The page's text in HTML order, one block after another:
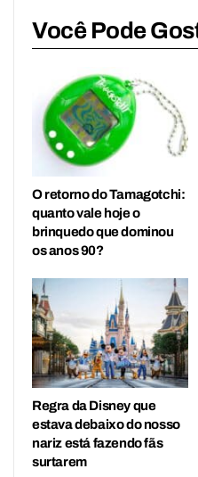
Você Pode
O retorno do Tamagotchi:
quanto vale hoje o
brinquedo que dominou
os anos 90?
Regra da Disney que
estava debaixo do nosso
nariz está fazendo fãs
surtarem